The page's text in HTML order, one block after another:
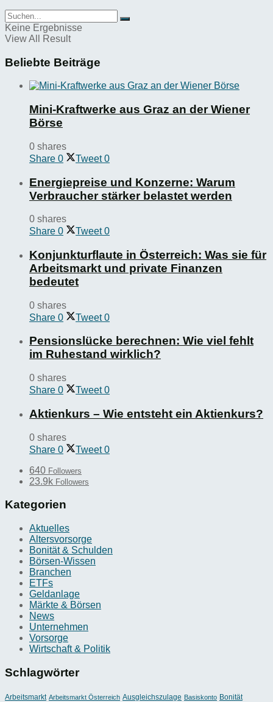
Keine Ergebnisse
View All Result
Beliebte Beiträge
Mini-Kraftwerke aus Graz an der Wiener
Börse
0 shares
Share 0 Tweet 0
Energiepreise und Konzerne: Warum
Verbraucher stärker belastet werden
0 shares
Share 0 Tweet 0
Konjunkturflaute in Österreich: Was sie für
Arbeitsmarkt und private Finanzen
bedeutet
0 shares
Share 0 Tweet 0
Pensionslücke berechnen: Wie viel fehlt
im Ruhestand wirklich?
0 shares
Share 0 Tweet 0
Aktienkurs – Wie entsteht ein Aktienkurs?
0 shares
Share 0 Tweet 0
640 Followers
23.9k Followers
Kategorien
Aktuelles
Altersvorsorge
Bonität & Schulden
Börsen-Wissen
Branchen
ETFs
Geldanlage
Märkte & Börsen
News
Unternehmen
Vorsorge
Wirtschaft & Politik
Schlagwörter
Arbeitsmarkt Arbeitsmarkt Österreich Ausgleichszulage Basiskonto Bonität